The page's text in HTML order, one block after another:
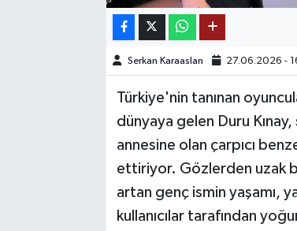
Serkan Karaaslan 27.06.2026 -
Türkiye'nin tanınan
dünyaya gelen Duru
annesine olan çarpıcı
ettiriyor. Gözlerden uzak
artan genç ismin yaşamı,
kullanıcılar tarafından
OTOMOTİV
KÜLTÜR SANAT